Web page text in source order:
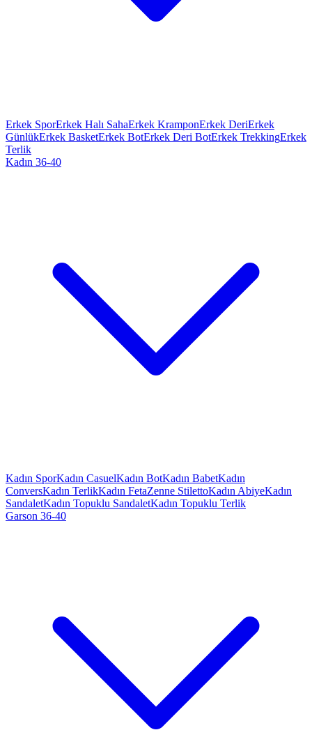
Erkek SporErkek Halı SahaErkek KramponErkek DeriErkek
GünlükErkek BasketErkek BotErkek Deri BotErkek TrekkingErkek
Terlik
Kadın 36-40
Kadın SporKadın CasuelKadın BotKadın BabetKadın
ConversKadın TerlikKadın FetaZenne StilettoKadın AbiyeKadın
SandaletKadın Topuklu SandaletKadın Topuklu Terlik
Garson 36-40